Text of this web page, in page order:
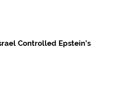
Controlled Epstein’s